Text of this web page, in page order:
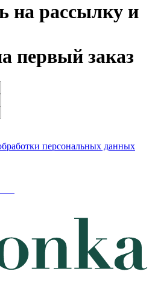
на рассылку и
первый заказ
персональных данных